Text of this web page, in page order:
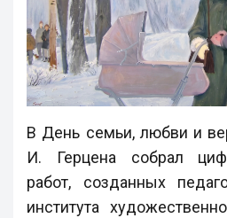
В День семьи, любви и
И. Герцена собрал
работ, созданных
института